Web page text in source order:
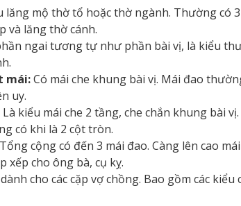
lăng mộ thờ tổ hoặc thờ ngành. Thường có
và lăng thờ cánh.
ngai tương tự như phần bài vị, là kiểu
mái:Có mái che khung bài vị. Mái đao
uy.
Là kiểu mái che 2 tầng, che chắn khung bài
có khi là 2 cột tròn.
Tổng cộng có đến 3 mái đao. Càng lên cao
xếp cho ông bà, cụ kỵ.
cho các cặp vợ chồng. Bao gồm các kiểu